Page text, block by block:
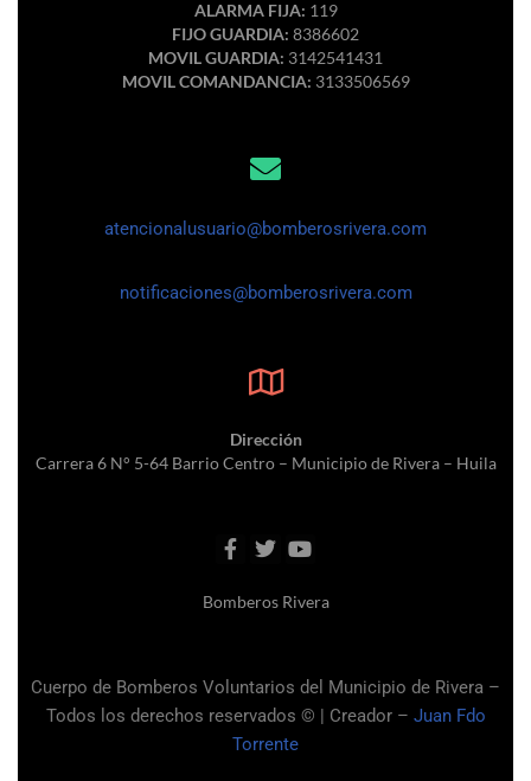
ALARMA FIJA: 119
FIJO GUARDIA: 8386602
MOVIL GUARDIA: 3142541431
MOVIL COMANDANCIA: 3133506569
atencionalusuario@bomberosrivera.com
notificaciones@bomberosrivera.com
Dirección
Carrera 6 N° 5-64 Barrio Centro – Municipio de Rivera – Huila
Bomberos Rivera
Cuerpo de Bomberos Voluntarios del Municipio de Rivera –
Todos los derechos reservados © | Creador – Juan Fdo
Torrente